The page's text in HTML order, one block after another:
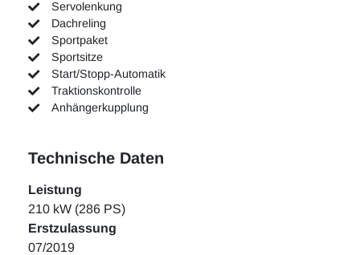
Servolenkung
Dachreling
Sportpaket
Sportsitze
Start/Stopp-Automatik
Traktionskontrolle
Anhängerkupplung
Technische Daten
Leistung
210 kW (286 PS)
Erstzulassung
07/2019